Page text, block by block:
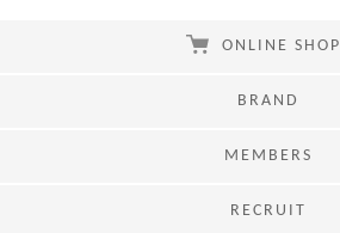
ONLINE SHOP
BRAND
MEMBERS
RECRUIT